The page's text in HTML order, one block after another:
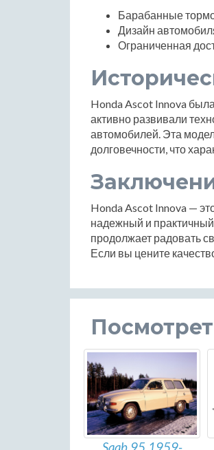
Барабанные
Дизайн
Ограниченная
Honda Ascot Innova
активно развивали
автомобилей. Эта
долговечности, что
Honda Ascot Innova —
надежный и практичный
продолжает радовать
Если вы цените
Saab 95 1959-